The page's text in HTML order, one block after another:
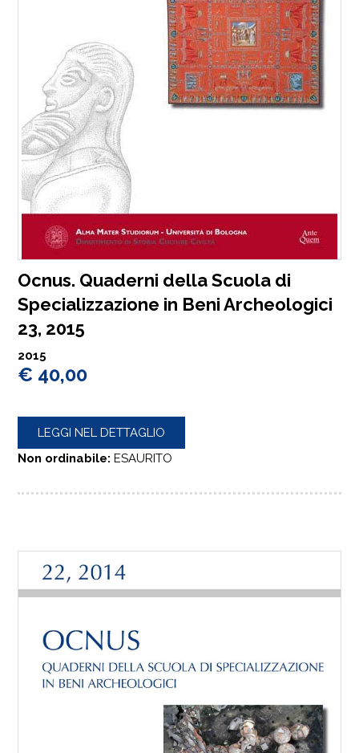
Ocnus. Quaderni della Scuola di
Specializzazione in Beni Archeologici
23, 2015
2015
€ 40,00
LEGGI NEL DETTAGLIO
Non ordinabile: ESAURITO